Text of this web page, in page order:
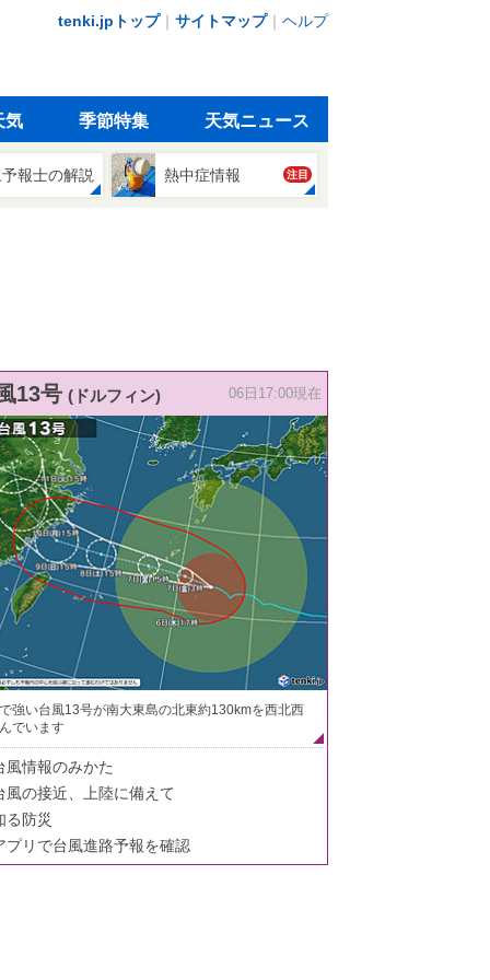
tenki.jpトップ｜ サイトマップ｜ ヘルプ
気 季節特集 天気ニュース
報士の解説 熱中症情報 注目
13号 (ドルフィン) 06日17:00現在
強い台風13号が南大東島の北東約130kmを西北西
でいます
風情報のみかた
風の接近、上陸に備えて
る防災
プリで台風進路予報を確認